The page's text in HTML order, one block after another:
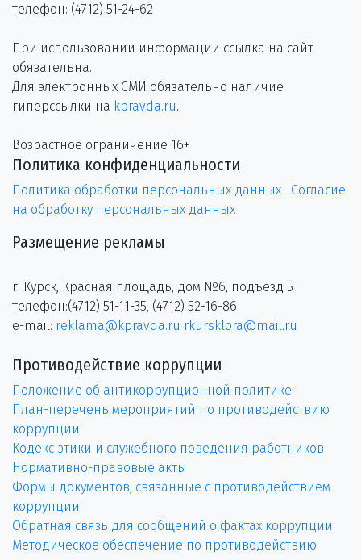
телефон: (4712) 51-24-62
При использовании информации ссылка на сайт
обязательна.
Для электронных СМИ обязательно наличие
гиперссылки на kpravda.ru.
Возрастное ограничение 16+
Политика конфиденциальности
Политика обработки персональных данных
Согласие
на обработку персональных данных
Размещение рекламы
г. Курск, Красная площадь, дом №6, подъезд 5
телефон:(4712) 51-11-35, (4712) 52-16-86
e-mail: reklama@kpravda.ru rkursklora@mail.ru
Противодействие коррупции
Положение об антикоррупционной политике
План-перечень мероприятий по противодействию
коррупции
Кодекс этики и служебного поведения работников
Нормативно-правовые акты
Формы документов, связанные с противодействием
коррупции
Обратная связь для сообщений о фактах коррупции
Методическое обеспечение по противодействию